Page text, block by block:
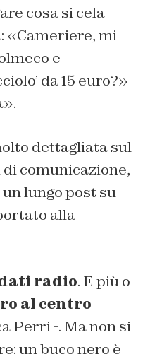
cosa si cela
«Cameriere, mi
e
da 15 euro?»
dettagliata sul
comunicazione,
lungo post su
alla
radio. E più o
al centro
Perri -. Ma non si
un buco nero è